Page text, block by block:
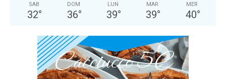
SAB
32°
DOM
36°
LUN
39°
MAR
39°
MER
40°